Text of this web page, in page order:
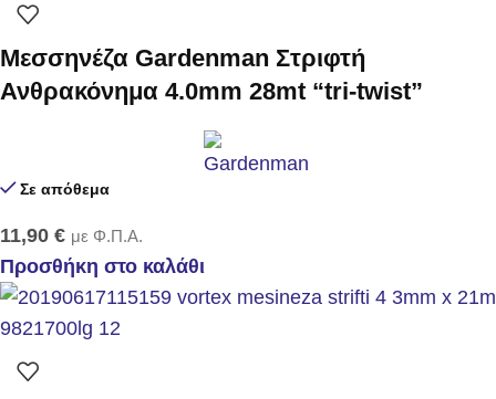
Μεσσηνέζα Gardenman Στριφτή
Ανθρακόνημα 4.0mm 28mt “tri-twist”
Σε απόθεμα
11,90 € με Φ.Π.Α.
Προσθήκη στο καλάθι